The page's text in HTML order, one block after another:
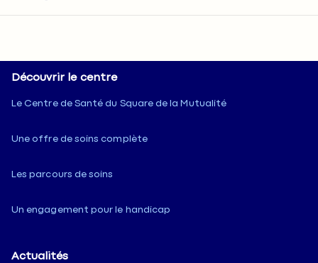
Découvrir le centre
Le Centre de Santé du Square de la Mutualité
Une offre de soins complète
Les parcours de soins
Un engagement pour le handicap
Actualités